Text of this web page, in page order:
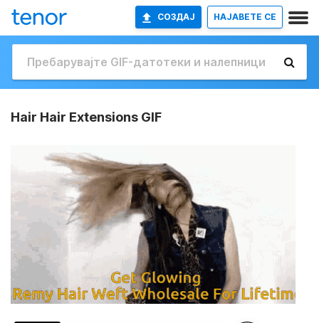
СОЗДАЈ НАЈАВETE СЕ
Hair Hair Extensions GIF